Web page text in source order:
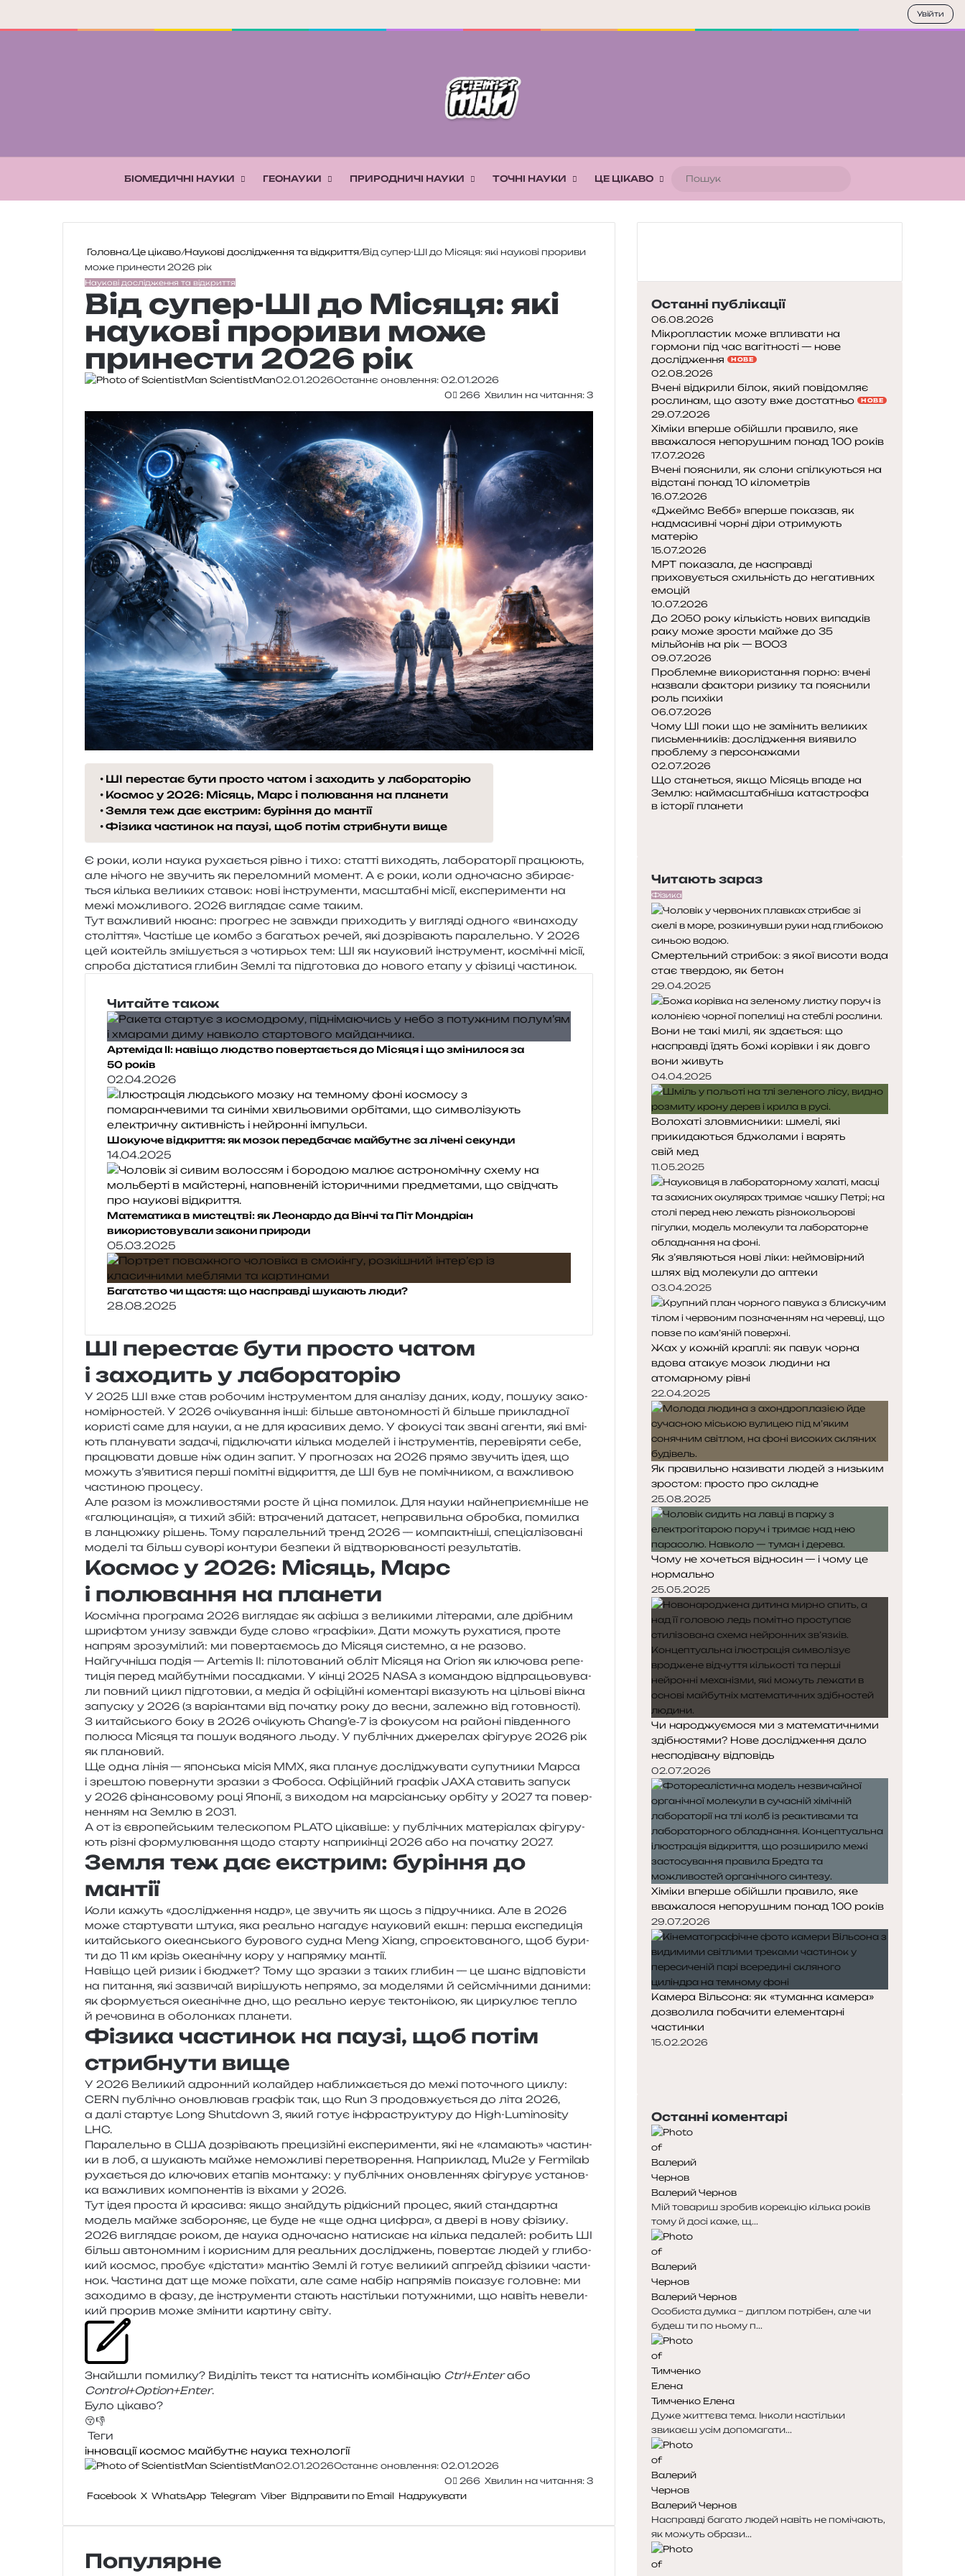
БІОМЕДИЧНІ НАУКИ ГЕОНАУКИ ПРИРОДНИЧІ НАУКИ ТОЧНІ НАУКИ ЦЕ ЦІКАВО
Головна/Це цікаво/Наукові дослідження та відкриття/Від супер-ШІ до Місяця: які наукові прориви
може принести 2026 рік
Наукові дослідження та відкриття
Від супер-ШІ до Місяця: які
наукові прориви може
принести 2026 рік
ScientistMan02.01.2026Останнє оновлення: 02.01.2026
0
266 Хвилин на читання: 3
ШІ перестає бути просто чатом і заходить у лабораторію
Космос у 2026: Місяць, Марс і полювання на планети
Земля теж дає екстрим: буріння до мантії
Фізика частинок на паузі, щоб потім стрибнути вище
Є роки, коли наука руха­є­ться рівно і тихо: стат­ті вихо­дять, лабо­ра­то­рії пра­цю­ють,
але нічо­го не зву­чить як пере­лом­ний момент. А є роки, коли одно­ча­сно зби­ра­є­
ться кіль­ка вели­ких ста­вок: нові інстру­мен­ти, мас­шта­бні місії, екс­пе­ри­мен­ти на
межі можли­во­го. 2026 вигля­дає саме таким.
Тут важли­вий нюанс: про­грес не зав­жди при­хо­дить у вигля­ді одно­го «вина­хо­ду
сто­лі­т­тя». Частіше це комбо з бага­тьох речей, які дозрі­ва­ють пара­лель­но. У 2026
цей коктейль змі­шу­є­ться з чоти­рьох тем: ШІ як нау­ко­вий інстру­мент, космі­чні місії,
спро­ба діста­ти­ся гли­бин Землі та під­го­тов­ка до ново­го етапу у фізи­ці частинок.
Читайте також
Артеміда II: навіщо людство повертається до Місяця і що змінилося за
50 років
02.04.2026
Шокуюче відкриття: як мозок передбачає майбутнє за лічені секунди
14.04.2025
Математика в мистецтві: як Леонардо да Вінчі та Піт Мондріан
використовували закони природи
05.03.2025
Багатство чи щастя: що насправді шукають люди?
28.08.2025
ШІ перестає бути просто чатом
і заходить у лабораторію
У 2025 ШІ вже став робо­чим інстру­мен­том для ана­лі­зу даних, коду, пошу­ку зако­
но­мір­но­стей. У 2026 очі­ку­ва­н­ня інші: біль­ше авто­ном­но­сті й біль­ше при­кла­дної
кори­сті саме для науки, а не для кра­си­вих демо. У фоку­сі так звані аген­ти, які вмі­
ють пла­ну­ва­ти зада­чі, під­клю­ча­ти кіль­ка моде­лей і інстру­мен­тів, пере­ві­ря­ти себе,
пра­цю­ва­ти довше ніж один запит. У про­гно­зах на 2026 прямо зву­чить ідея, що
можуть з’явитися перші помі­тні від­кри­т­тя, де ШІ був не помі­чни­ком, а важли­вою
части­ною процесу.
Але разом із можли­во­стя­ми росте й ціна поми­лок. Для науки най­не­при­єм­ні­ше не
«галю­ци­на­ція», а тихий збій: втра­че­ний дата­сет, непра­виль­на оброб­ка, помил­ка
в лан­цюж­ку рішень. Тому пара­лель­ний тренд 2026 — ком­па­ктні­ші, спе­ці­а­лі­зо­ва­ні
моде­лі та більш суво­рі кон­ту­ри без­пе­ки й від­тво­рю­ва­но­сті результатів.
Космос у 2026: Місяць, Марс
і полювання на планети
Космічна про­гра­ма 2026 вигля­дає як афіша з вели­ки­ми літе­ра­ми, але дрі­бним
шри­фтом унизу зав­жди буде слово «гра­фі­ки». Дати можуть руха­ти­ся, проте
напрям зро­зумі­лий: ми повер­та­є­мось до Місяця систем­но, а не разово.
Найгучніша подія — Artemis II: піло­то­ва­ний обліт Місяця на Orion як клю­чо­ва репе­
ти­ція перед май­бу­тні­ми посад­ка­ми. У кінці 2025 NASA з коман­дою від­пра­цьо­ву­ва­
ли пов­ний цикл під­го­тов­ки, а медіа й офі­цій­ні комен­та­рі вка­зу­ють на цільо­ві вікна
запу­ску у 2026 (з варі­ан­та­ми від поча­тку року до весни, зале­жно від готовності).
З китай­сько­го боку в 2026 очі­ку­ють Chang’e‑7 із фоку­сом на райо­ні пів­ден­но­го
полю­са Місяця та пошук водя­но­го льоду. У публі­чних дже­ре­лах фігу­рує 2026 рік
як плановий.
Ще одна лінія — япон­ська місія MMX, яка пла­нує дослі­джу­ва­ти супу­тни­ки Марса
і зре­штою повер­ну­ти зраз­ки з Фобоса. Офіційний гра­фік JAXA ста­вить запуск
у 2026 фінан­со­во­му році Японії, з вихо­дом на мар­сі­ан­ську орбі­ту у 2027 та повер­
не­н­ням на Землю в 2031.
А от із євро­пей­ським теле­ско­пом PLATO ціка­ві­ше: у публі­чних мате­рі­а­лах фігу­ру­
ють різні фор­му­лю­ва­н­ня щодо стар­ту напри­кін­ці 2026 або на поча­тку 2027.
Земля теж дає екстрим: буріння до
мантії
Коли кажуть «дослі­дже­н­ня надр», це зву­чить як щось з під­ру­чни­ка. Але в 2026
може стар­ту­ва­ти штука, яка реаль­но нага­дує нау­ко­вий екшн: перша екс­пе­ди­ція
китай­сько­го оке­ан­сько­го буро­во­го судна Meng Xiang, спро­є­кто­ва­но­го, щоб бури­
ти до 11 км крізь оке­а­ні­чну кору у напрям­ку мантії.
Навіщо цей ризик і бюджет? Тому що зраз­ки з таких гли­бин — це шанс від­по­ві­сти
на пита­н­ня, які зазви­чай вирі­шу­ють непря­мо, за моде­ля­ми й сей­смі­чни­ми дани­ми:
як фор­му­є­ться оке­а­ні­чне дно, що реаль­но керує текто­ні­кою, як цир­ку­лює тепло
й речо­ви­на в обо­лон­ках планети.
Фізика частинок на паузі, щоб потім
стрибнути вище
У 2026 Великий адрон­ний колай­дер набли­жа­є­ться до межі пото­чно­го циклу:
CERN публі­чно онов­лю­вав гра­фік так, що Run 3 про­дов­жу­є­ться до літа 2026,
а далі стар­тує Long Shutdown 3, який готує інфра­стру­кту­ру до High-Luminosity
LHC.
Паралельно в США дозрі­ва­ють пре­ци­зій­ні екс­пе­ри­мен­ти, які не «лама­ють» частин­
ки в лоб, а шука­ють майже немо­жли­ві пере­тво­ре­н­ня. Наприклад, Mu2e у Fermilab
руха­є­ться до клю­чо­вих ета­пів мон­та­жу: у публі­чних онов­ле­н­нях фігу­рує уста­нов­
ка важли­вих ком­по­нен­тів із віха­ми у 2026.
Тут ідея про­ста й кра­си­ва: якщо зна­йдуть рід­кі­сний про­цес, який стан­дар­тна
модель майже забо­ро­няє, це буде не «ще одна цифра», а двері в нову фізику.
2026 вигля­дає роком, де наука одно­ча­сно нати­скає на кіль­ка педа­лей: робить ШІ
більш авто­ном­ним і кори­сним для реаль­них дослі­джень, повер­тає людей у гли­бо­
кий космос, про­бує «діста­ти» ман­тію Землі й готує вели­кий апгрейд фізи­ки части­
нок. Частина дат ще може поїха­ти, але саме набір напря­мів пока­зує голов­не: ми
захо­ди­мо в фазу, де інстру­мен­ти ста­ють настіль­ки поту­жни­ми, що навіть неве­ли­
кий про­рив може змі­ни­ти кар­ти­ну світу.
Знайшли помил­ку? Виділіть текст та нати­сніть ком­бі­на­цію Ctrl+Enterабо
Control+Option+Enter.
Було цікаво?
😚👎
Теги
інновації космос майбутнє наука технології
ScientistMan02.01.2026Останнє оновлення: 02.01.2026
0
266 Хвилин на читання: 3
Facebook X WhatsApp Telegram Viber Відправити по Email Надрукувати
Популярне
Останні публікації
06.08.2026
Мікропластик може впливати на
гормони під час вагітності — нове
дослідження
НОВЕ
02.08.2026
Вчені відкрили білок, який повідомляє
рослинам, що азоту вже достатньо
НОВЕ
29.07.2026
Хіміки вперше обійшли правило, яке
вважалося непорушним понад 100 років
17.07.2026
Вчені пояснили, як слони спілкуються на
відстані понад 10 кілометрів
16.07.2026
«Джеймс Вебб» вперше показав, як
надмасивні чорні діри отримують
матерію
15.07.2026
МРТ показала, де насправді
приховується схильність до негативних
емоцій
10.07.2026
До 2050 року кількість нових випадків
раку може зрости майже до 35
мільйонів на рік — ВООЗ
09.07.2026
Проблемне використання порно: вчені
назвали фактори ризику та пояснили
роль психіки
06.07.2026
Чому ШІ поки що не замінить великих
письменників: дослідження виявило
проблему з персонажами
02.07.2026
Що станеться, якщо Місяць впаде на
Землю: наймасштабніша катастрофа
в історії планети
Читають зараз
Фізика
Смертельний стрибок: з якої висоти вода
стає твердою, як бетон
29.04.2025
Вони не такі милі, як здається: що
насправді їдять божі корівки і як довго
вони живуть
04.04.2025
Волохаті зловмисники: шмелі, які
прикидаються бджолами і варять
свій мед
11.05.2025
Як з’являються нові ліки: неймовірний
шлях від молекули до аптеки
03.04.2025
Жах у кожній краплі: як павук чорна
вдова атакує мозок людини на
атомарному рівні
22.04.2025
Як правильно називати людей з низьким
зростом: просто про складне
25.08.2025
Чому не хочеться відносин — і чому це
нормально
25.05.2025
Чи народжуємося ми з математичними
здібностями? Нове дослідження дало
несподівану відповідь
02.07.2026
Хіміки вперше обійшли правило, яке
вважалося непорушним понад 100 років
29.07.2026
Камера Вільсона: як «туманна камера»
дозволила побачити елементарні
частинки
15.02.2026
Останні коментарі
Валерий Чернов
Мій товариш зробив корекцію кілька років
тому й досі каже, щ...
Валерий Чернов
Особиста думка – диплом потрібен, але чи
будеш ти по ньому п...
Тимченко Елена
Дуже життєва тема. Інколи настільки
звикаєш усім допомагати...
Валерий Чернов
Насправді багато людей навіть не помічають,
як можуть образи...
Увійти